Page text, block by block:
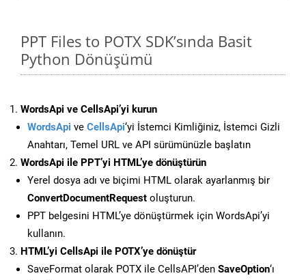
PPT Files to POTX SDK’sında Basit
Python Dönüşümü
WordsApi ve CellsApi’yi kurun
WordsApi ve CellsApi‘yi İstemci Kimliğiniz, İstemci Gizli
Anahtarı, Temel URL ve API sürümünüzle başlatın
WordsApi ile PPT’yi HTML’ye dönüştürün
Yerel dosya adı ve biçimi HTML olarak ayarlanmış bir
ConvertDocumentRequest oluşturun.
PPT belgesini HTML’ye dönüştürmek için WordsApi’yi
kullanın.
HTML’yi CellsApi ile POTX’ye dönüştür
SaveFormat olarak POTX ile CellsAPI’den SaveOption‘ı